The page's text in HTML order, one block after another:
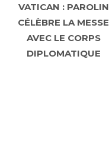
VATICAN : PAROLIN
CÉLÈBRE LA MESSE
AVEC LE CORPS
DIPLOMATIQUE